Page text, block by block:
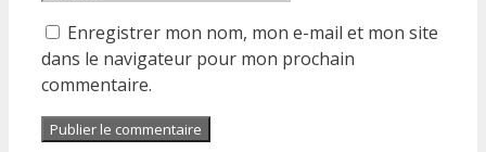
Enregistrer mon nom, mon e-mail et mon site
dans le navigateur pour mon prochain
commentaire.